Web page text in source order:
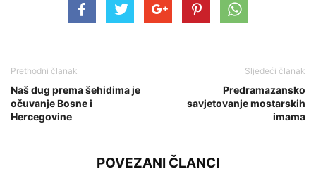
Prethodni članak
Naš dug prema šehidima je
očuvanje Bosne i
Hercegovine
Sljedeći članak
Predramazansko
savjetovanje mostarskih
imama
POVEZANI ČLANCI